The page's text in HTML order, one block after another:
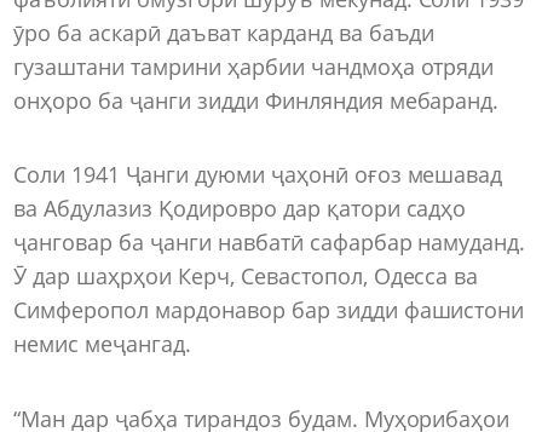
ӯро ба аскарӣ даъват карданд ва баъди
гузаштани тамрини ҳарбии чандмоҳа отряди
онҳоро ба ҷанги зидди Финляндия мебаранд.
Соли 1941 Ҷанги дуюми ҷаҳонӣ оғоз мешавад
ва Абдулазиз Қодировро дар қатори садҳо
ҷанговар ба ҷанги навбатӣ сафарбар намуданд.
Ӯ дар шаҳрҳои Керч, Севастопол, Одесса ва
Симферопол мардонавор бар зидди фашистони
немис меҷангад.
“Ман дар ҷабҳа тирандоз будам. Муҳорибаҳои